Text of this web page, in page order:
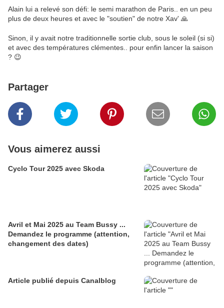
Alain lui a relevé son défi: le semi marathon de Paris.. en un peu
plus de deux heures et avec le "soutien" de notre Xav' 🙏
Sinon, il y avait notre traditionnelle sortie club, sous le soleil (si si)
et avec des températures clémentes.. pour enfin lancer la saison
? 😉
Partager
Vous aimerez aussi
Cyclo Tour 2025 avec Skoda
Avril et Mai 2025 au Team Bussy ...
Demandez le programme (attention,
changement des dates)
Article publié depuis Canalblog